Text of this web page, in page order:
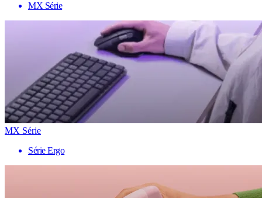
MX Série
MX Série
Série Ergo